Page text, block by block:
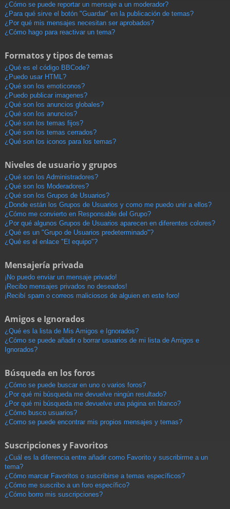
¿Cómo se puede reportar un mensaje a un moderador?
¿Para qué sirve el botón "Guardar" en la publicación de temas?
¿Por qué mis mensajes necesitan ser aprobados?
¿Cómo hago para reactivar un tema?
Formatos y tipos de temas
¿Qué es el código BBCode?
¿Puedo usar HTML?
¿Qué son los emoticonos?
¿Puedo publicar imagenes?
¿Qué son los anuncios globales?
¿Qué son los anuncios?
¿Qué son los temas fijos?
¿Qué son los temas cerrados?
¿Qué son los iconos para los temas?
Niveles de usuario y grupos
¿Qué son los Administradores?
¿Qué son los Moderadores?
¿Qué son los Grupos de Usuarios?
¿Donde están los Grupos de Usuarios y como me puedo unir a ellos?
¿Cómo me convierto en Responsable del Grupo?
¿Por qué algunos Grupos de Usuarios aparecen en diferentes colores?
¿Qué es un "Grupo de Usuarios predeterminado"?
¿Qué es el enlace "El equipo"?
Mensajería privada
¡No puedo enviar un mensaje privado!
¡Recibo mensajes privados no deseados!
¡Recibí spam o correos maliciosos de alguien en este foro!
Amigos e Ignorados
¿Qué es la lista de Mis Amigos e Ignorados?
¿Cómo se puede añadir o borrar usuarios de mi lista de Amigos e
Ignorados?
Búsqueda en los foros
¿Cómo se puede buscar en uno o varios foros?
¿Por qué mi búsqueda me devuelve ningún resultado?
¿Por qué mi búsqueda me devuelve una página en blanco?
¿Cómo busco usuarios?
¿Como se puede encontrar mis propios mensajes y temas?
Suscripciones y Favoritos
¿Cuál es la diferencia entre añadir como Favorito y suscribirme a un
tema?
¿Cómo marcar Favoritos o suscribirse a temas específicos?
¿Cómo me suscribo a un foro específico?
¿Cómo borro mis suscripciones?